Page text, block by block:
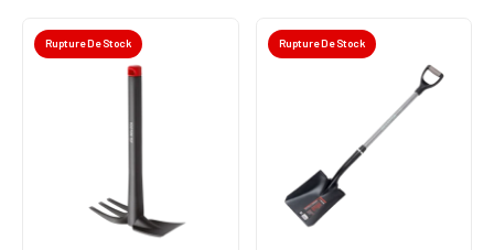
Rupture De Stock Rupture De Stock